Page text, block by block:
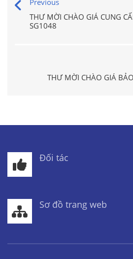
Previous
THƯ MỜI CHÀO GIÁ CUNG
SG1048
THƯ MỜI CHÀO GIÁ
Đối tác
Sơ đồ trang web